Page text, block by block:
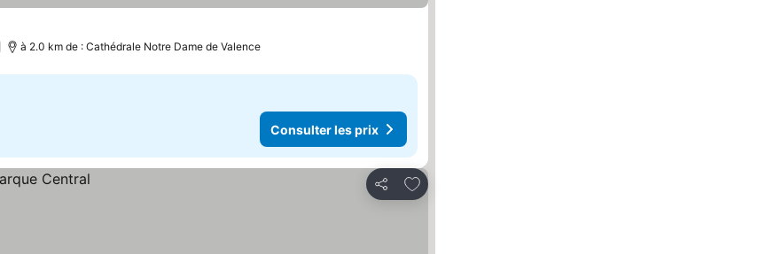
à 2.0 km de : Cathédrale Notre Dame de Valence
Consulter les prix
Partager
Ajouter à mes favoris